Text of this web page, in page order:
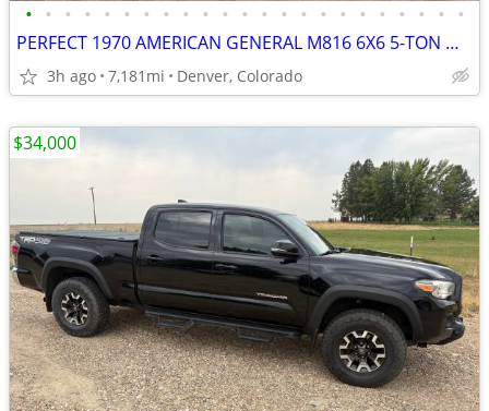
• • • • • • • • • • • • • • • • • • • • • • •
PERFECT 1970 AMERICAN GENERAL M816 6X6 5-TON WRECKER CRANE TRUCK
3h ago 7,181mi Denver, Colorado
$34,000